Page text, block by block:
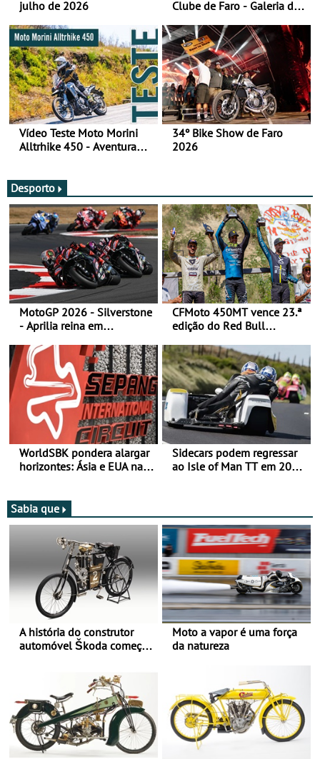
julho de 2026
Clube de Faro - Galeria de
Vídeo Teste Moto Morini
Alltrhike 450 - Aventura
34º Bike Show de Faro
2026
Desporto
MotoGP 2026 - Silverstone
- Aprilia reina em
liderança
CFMoto 450MT vence 23.ª
edição do Red Bull
Categorias Adventure -
Vitória na Ultimate, Core e
Lite
WorldSBK pondera alargar
horizontes: Ásia e EUA na
Sidecars podem regressar
ao Isle of Man TT em 2027
Sabia que
A história do construtor
automóvel Škoda começou
Moto a vapor é uma força
da natureza